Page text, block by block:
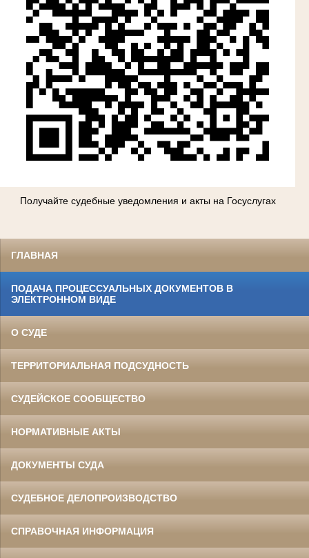
Получайте судебные уведомления и акты на Госуслугах
ГЛАВНАЯ
ПОДАЧА ПРОЦЕССУАЛЬНЫХ ДОКУМЕНТОВ В
ЭЛЕКТРОННОМ ВИДЕ
О СУДЕ
ТЕРРИТОРИАЛЬНАЯ ПОДСУДНОСТЬ
СУДЕЙСКОЕ СООБЩЕСТВО
НОРМАТИВНЫЕ АКТЫ
ДОКУМЕНТЫ СУДА
СУДЕБНОЕ ДЕЛОПРОИЗВОДСТВО
СПРАВОЧНАЯ ИНФОРМАЦИЯ